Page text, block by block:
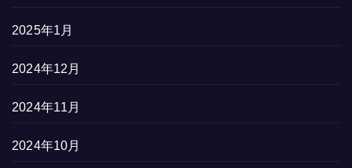
2025年1月
2024年12月
2024年11月
2024年10月